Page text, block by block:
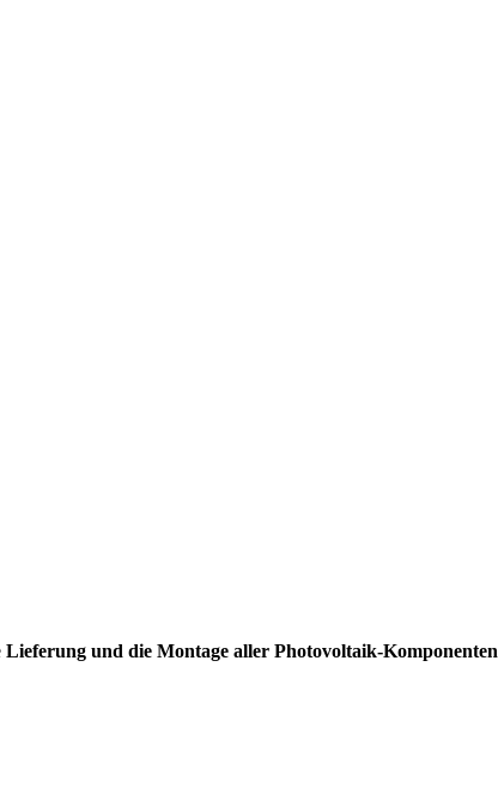
Lieferung und die Montage aller Photovoltaik-Komponenten